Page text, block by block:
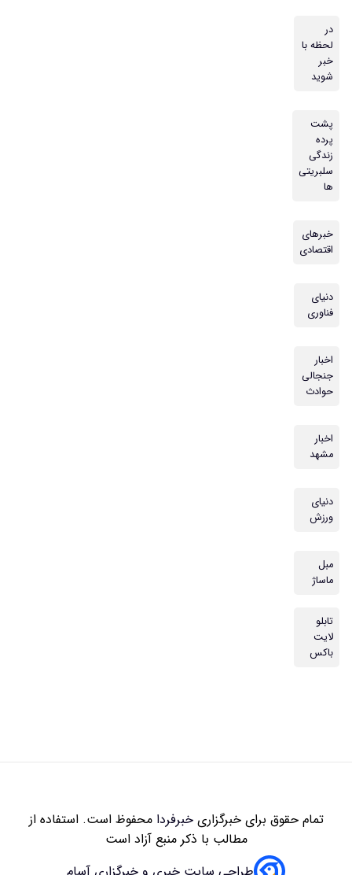
در
لحظه با
خبر
شوید
پشت
پرده
زندگی
سلبریتی
ها
خبرهای
اقتصادی
دنیای
فناوری
اخبار
جنجالی
حوادث
اخبار
مشهد
دنیای
ورزش
مبل
ماساژ
تابلو
لایت
باکس
تمام حقوق برای خبرگزاریخبرفردامحفوظ است. استفاده از
مطالب با ذکر منبع آزاد است